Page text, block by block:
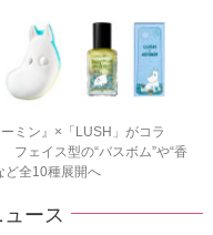
ーミン』×「LUSH」がコラ
フェイス型の“バスボム”や“香
ど全10種展開へ
ース